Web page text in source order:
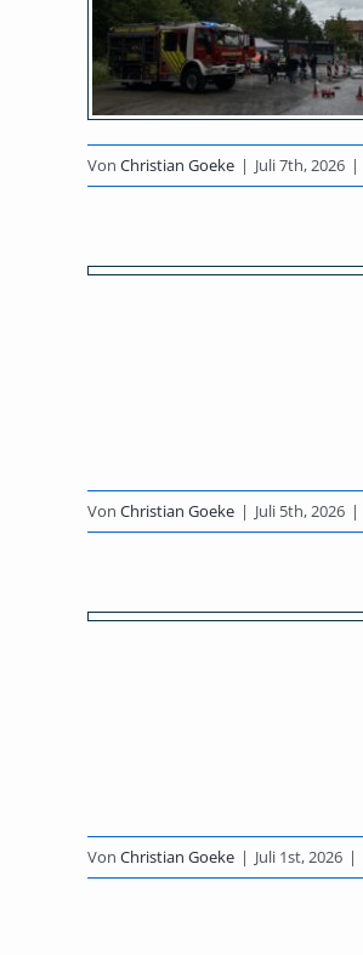
Von Christian Goeke | Juli 7th, 2026 |
Von Christian Goeke | Juli 5th, 2026 |
Von Christian Goeke | Juli 1st, 2026 |